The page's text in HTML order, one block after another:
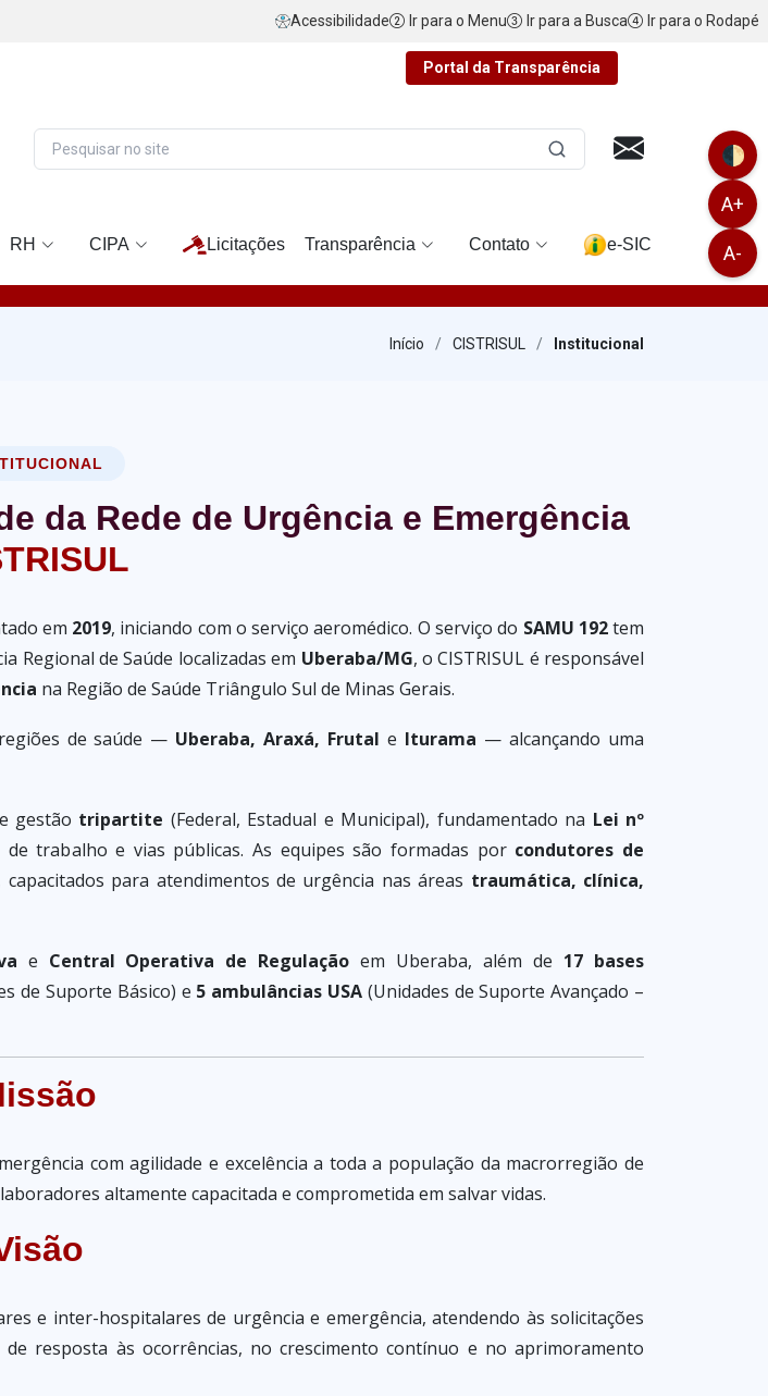
Acessibilidade Ir para o Menu Ir para a Busca Ir para o Rodapé
🌓
A+
A-
Portal da Transparência
RH CIPA Licitações Transparência Contato e-SIC
Início CISTRISUL Institucional
da Rede de Urgência e Emergência
em 2019, iniciando com o serviço aeromédico. O serviço do SAMU 192tem
Regional de Saúde localizadas em Uberaba/MG, o CISTRISUL é responsável
na Região de Saúde Triângulo Sul de Minas Gerais.
de saúde — Uberaba, Araxá, Frutal e Iturama — alcançando uma
gestão tripartite (Federal, Estadual e Municipal), fundamentado na Lei nº
trabalho e vias públicas. As equipes são formadas por condutores de
capacitados para atendimentos de urgência nas áreas traumática, clínica,
e Central Operativa de Regulação em Uberaba, além de 17 bases
de Suporte Básico) e 5 ambulâncias USA (Unidades de Suporte Avançado –
com agilidade e excelência a toda a população da macrorregião de
altamente capacitada e comprometida em salvar vidas.
e inter-hospitalares de urgência e emergência, atendendo às solicitações
resposta às ocorrências, no crescimento contínuo e no aprimoramento